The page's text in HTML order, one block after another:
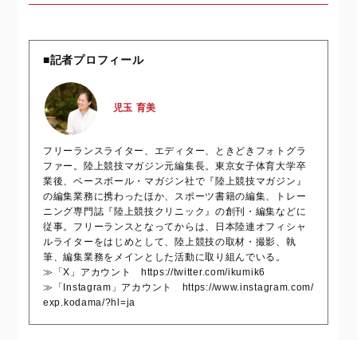
■記者プロフィール
児玉 育美
フリーランスライター、エディター、ときどきフォトグラ
ファー。陸上競技マガジン元編集長。東京女子体育大学卒
業後、ベースボール・マガジン社で『陸上競技マガジン』
の編集業務に携わったほか、スポーツ書籍の編集、トレー
ニング専門誌『陸上競技クリニック』の創刊・編集などに
従事。フリーランスとなってからは、日本陸連オフィシャ
ルライターをはじめとして、陸上競技の取材・撮影、執
筆、編集業務をメインとした活動に取り組んでいる。
≫「X」アカウント https://twitter.com/ikumik6
≫「Instagram」アカウント https://www.instagram.com/
exp.kodama/?hl=ja